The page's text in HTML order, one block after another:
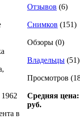
1962
в
Отзывов (6)
Снимков (151)
Обзоры (0)
Владельцы (51)
Просмотров
Средняя цена:
руб.